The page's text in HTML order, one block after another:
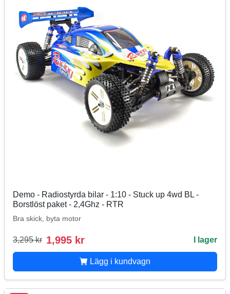
Demo - Radiostyrda bilar - 1:10 - Stuck up 4wd BL -
Borstlöst paket - 2,4Ghz - RTR
Bra skick, byta motor
3,295 kr 1,995 kr I lager
Lägg i kundvagn